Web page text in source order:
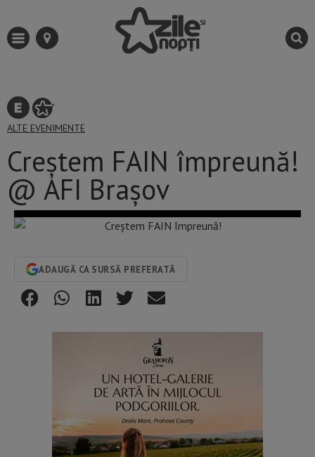
ALTE EVENIMENTE
Creștem FAIN împreună!
@ AFI Brașov
ADAUGĂ CA SURSĂ PREFERATĂ